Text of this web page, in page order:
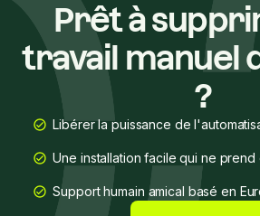
Prêt à
travail manuel
?
Libérer la puissance de
Une installation facile qui ne
Support humain amical basé en